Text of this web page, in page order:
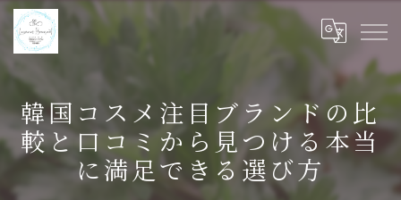
韓国コスメ注目ブランドの比
較と口コミから見つける本当
に満足できる選び方